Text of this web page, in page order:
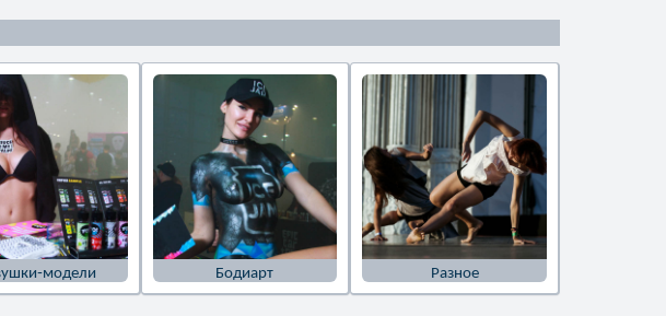
модели Бодиарт Разное